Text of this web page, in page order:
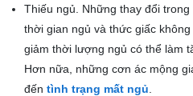
Thiếu ngủ. Những thay đổi
thời gian ngủ và thức giấc
giảm thời lượng ngủ có thể làm
Hơn nữa, những cơn ác mộng
đến tình trạng mất ngủ